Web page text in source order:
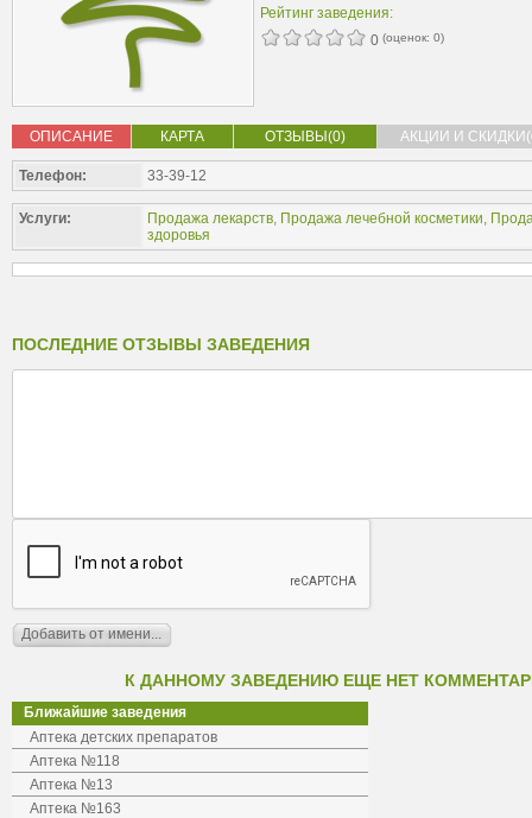
Рейтинг заведения:
0 (оценок: 0)
ОПИСАНИЕ КАРТА ОТЗЫВЫ(0) АКЦИИ И
Телефон: 33-39-12
Услуги: Продажа лекарств, Продажа лечебной косметики,
здоровья
ПОСЛЕДНИЕ ОТЗЫВЫ ЗАВЕДЕНИЯ
К ДАННОМУ ЗАВЕДЕНИЮ ЕЩЕ НЕТ
Ближайшие заведения
Аптека детских препаратов
Аптека №118
Аптека №13
Аптека №163